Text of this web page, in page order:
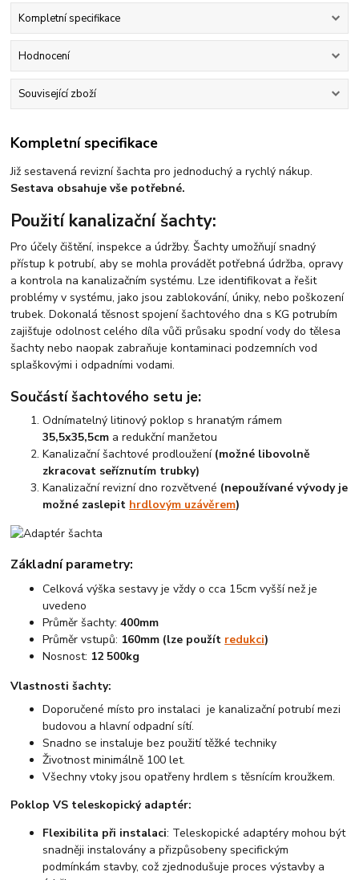
Kompletní specifikace
Hodnocení
Související zboží
Kompletní specifikace
Již sestavená revizní šachta pro jednoduchý a rychlý nákup.
Sestava obsahuje vše potřebné.
Použití kanalizační šachty:
Pro účely čištění, inspekce a údržby. Šachty umožňují snadný
přístup k potrubí, aby se mohla provádět potřebná údržba, opravy
a kontrola na kanalizačním systému. Lze identifikovat a řešit
problémy v systému, jako jsou zablokování, úniky, nebo poškození
trubek. Dokonalá těsnost spojení šachtového dna s KG potrubím
zajišťuje odolnost celého díla vůči průsaku spodní vody do tělesa
šachty nebo naopak zabraňuje kontaminaci podzemních vod
splaškovými i odpadními vodami.
Součástí šachtového setu je:
Odnímatelný litinový poklop s hranatým rámem
35,5x35,5cm a redukční manžetou
Kanalizační šachtové prodloužení (možné libovolně
zkracovat seříznutím trubky)
Kanalizační revizní dno rozvětvené (nepoužívané vývody je
možné zaslepit hrdlovým uzávěrem)
Základní parametry:
Celková výška sestavy je vždy o cca 15cm vyšší než je
uvedeno
Průměr šachty:400mm
Průměr vstupů: 160mm (lze použít redukci)
Nosnost: 12 500kg
Vlastnosti šachty:
Doporučené místo pro instalaci je kanalizační potrubí mezi
budovou a hlavní odpadní sítí.
Snadno se instaluje bez použití těžké techniky
Životnost minimálně 100 let.
Všechny vtoky jsou opatřeny hrdlem s těsnícím kroužkem.
Poklop VS teleskopický adaptér:
Flexibilita při instalaci: Teleskopické adaptéry mohou být
snadněji instalovány a přizpůsobeny specifickým
podmínkám stavby, což zjednodušuje proces výstavby a